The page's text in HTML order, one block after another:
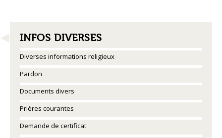
NAVIGATION
INFOS DIVERSES
Diverses informations religieux
Pardon
Documents divers
Prières courantes
Demande de certificat